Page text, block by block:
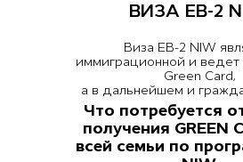
ВИЗА EB-2
Виза EB-2 NIW
иммиграционной и ведет
Green Card,
а в дальнейшем и
Что потребуется
получения GREEN
всей семьи по